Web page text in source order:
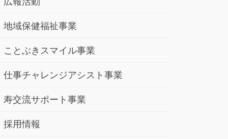
地域保健福祉事業
ことぶきスマイル事業
仕事チャレンジアシスト事業
寿交流サポート事業
採用情報